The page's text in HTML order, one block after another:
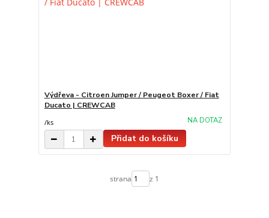
Výdřeva - Citroen Jumper / Peugeot Boxer / Fiat
Ducato | CREWCAB
/ks NA DOTAZ
Přidat do košíku
strana z 1